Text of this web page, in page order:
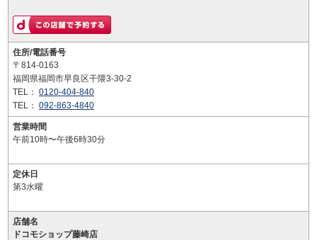
住所/電話番号
〒814-0163
福岡県福岡市早良区干隈3-30-2
TEL： 0120-404-840
TEL： 092-863-4840
営業時間
午前10時〜午後6時30分
定休日
第3水曜
店舗名
ドコモショップ藤崎店